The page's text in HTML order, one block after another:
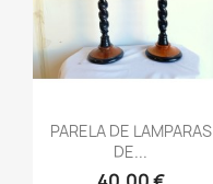
 Vista rápida
PARELA DE LAMPARAS
DE...